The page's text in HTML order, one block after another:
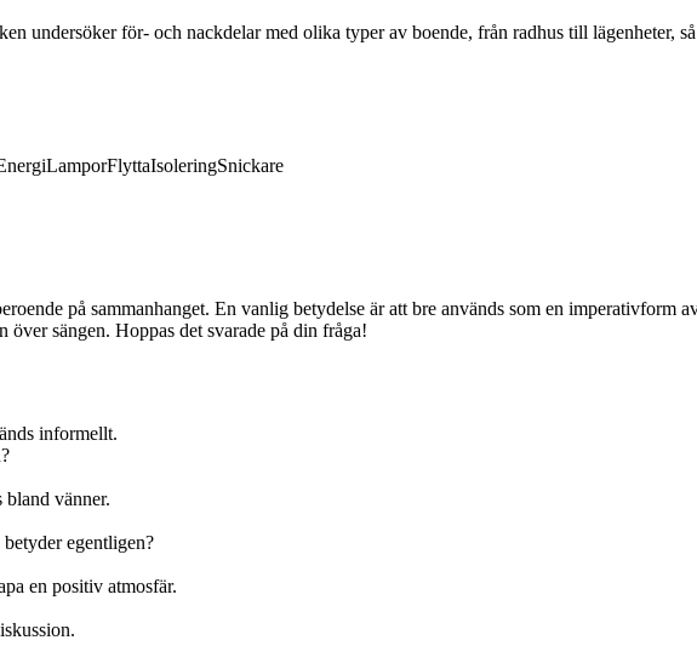
undersöker för- och nackdelar med olika typer av boende, från radhus till lägenheter,
LamporFlyttaIsoleringSnickare
på sammanhanget. En vanlig betydelse är att bre används som en imperativform
sängen. Hoppas det svarade på din fråga!
informellt.
bland vänner.
egentligen?
en positiv atmosfär.